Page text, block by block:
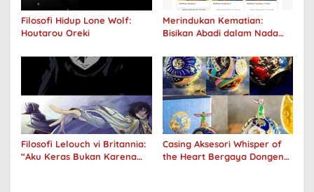
Filosofi Hidup Lone Wolf:
Houtarou Oreki
Merindukan Kematian:
Bisikan Abadi dalam Nada
Filosofi Lelouch vi Britannia:
“Aku Keras Bukan Karena
Casing Aksesori Whisper of
the Heart Bergaya Dongeng